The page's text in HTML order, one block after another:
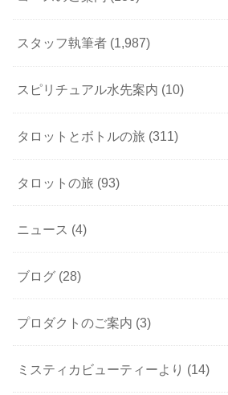
スタッフ執筆者 (1,987)
スピリチュアル水先案内 (10)
タロットとボトルの旅 (311)
タロットの旅 (93)
ニュース (4)
ブログ (28)
プロダクトのご案内 (3)
ミスティカビューティーより (14)